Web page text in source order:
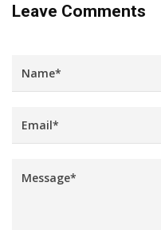
Leave Comments